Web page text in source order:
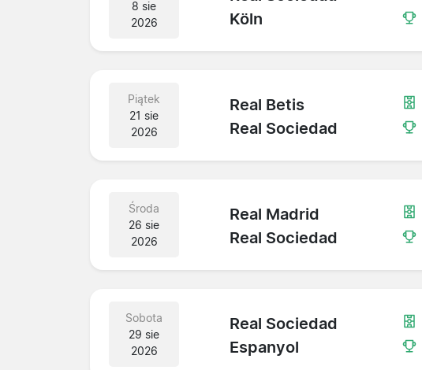
8 sie
2026
Köln
Piątek
21 sie
2026
Real Betis
Real Sociedad
Środa
26 sie
2026
Real Madrid
Real Sociedad
Sobota
29 sie
2026
Real Sociedad
Espanyol